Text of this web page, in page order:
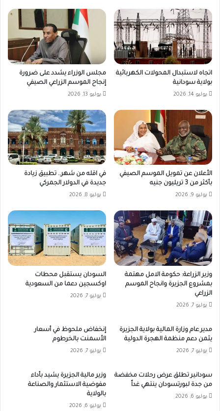
اتجاه لاستبدال المحولات الكهربائية
بولاية سودانية
يوليو 14, 2026
مجلس الوزراء يشدد على ضرورة
إنجاح الموسم الزراعي الصيفي
يوليو 13, 2026
الأعلان عن تمويل الموسم الصيفي
بأكثر من 3 تريليون جنيه
يوليو 9, 2026
في اقله من شهر.. تطبيق زيادة
جديدة في الدولار الجمركي
يوليو 8, 2026
وزير الزراعة: حكومة الامل مهتمة
بمشروع الجزيرة وانجاح الموسم
الزراعي
يوليو 7, 2026
السودان يستقبل محطات
اوكسجين دعما من السعودية
يوليو 7, 2026
مدير عام وزارة المالية بولاية الجزيرة
يثمن دعم منظمة الهجرة الدولية
يوليو 7, 2026
إنخفاض ملحوظ في أسعار
الأسمنت بالخرطوم
يوليو 7, 2026
سودانير تطلق عرض رحلات مخفضة
من جدة لبورتسودان ينتهي غداً
يوليو 6, 2026
وزير مالية الجزيرة يشيد بأداء
مفوضية الاستثمار والصناعة
بالولاية
يوليو 6, 2026